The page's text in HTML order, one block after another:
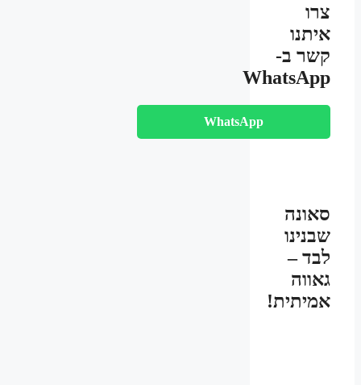
צרו
איתנו
קשר ב-
WhatsApp
WhatsApp
סאונה
שבנינו
לבד –
גאווה
אמיתית!